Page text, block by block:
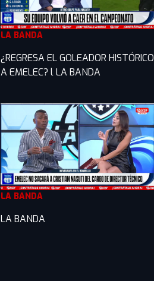
LA BANDA
¿REGRESA EL GOLEADOR HISTÓRICO
A EMELEC? l LA BANDA
LA BANDA
LA BANDA